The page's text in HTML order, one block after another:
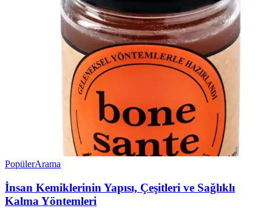
PopülerArama
İnsan Kemiklerinin Yapısı, Çeşitleri ve Sağlıklı
Kalma Yöntemleri